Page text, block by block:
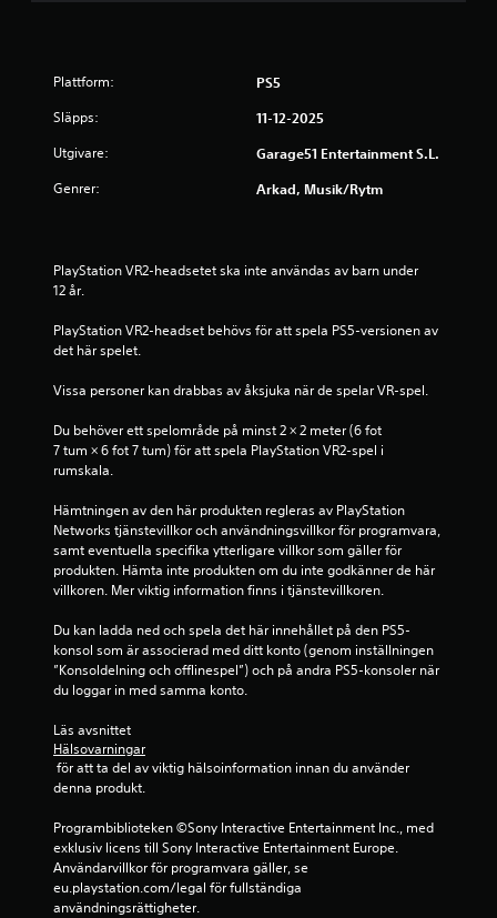
Plattform: PS5
Släpps: 11-12-2025
Utgivare: Garage51 Entertainment S.L.
Genrer: Arkad, Musik/rytm
PlayStation VR2-headsetet ska inte användas av barn under
12 år.
PlayStation VR2-headset behövs för att spela PS5-versionen av
det här spelet.
Vissa personer kan drabbas av åksjuka när de spelar VR-spel.
Du behöver ett spelområde på minst 2 × 2 meter (6 fot
7 tum × 6 fot 7 tum) för att spela PlayStation VR2-spel i
rumskala.
Hämtningen av den här produkten regleras av PlayStation
Networks tjänstevillkor och användningsvillkor för programvara,
samt eventuella specifika ytterligare villkor som gäller för
produkten. Hämta inte produkten om du inte godkänner de här
villkoren. Mer viktig information finns i tjänstevillkoren.
Du kan ladda ned och spela det här innehållet på den PS5-
konsol som är associerad med ditt konto (genom inställningen
”Konsoldelning och offlinespel”) och på andra PS5-konsoler när
du loggar in med samma konto.
Läs avsnittet
Hälsovarningar
denna produkt.
Programbiblioteken ©Sony Interactive Entertainment Inc., med
exklusiv licens till Sony Interactive Entertainment Europe.
Användarvillkor för programvara gäller, se
eu.playstation.com/legal för fullständiga
användningsrättigheter.